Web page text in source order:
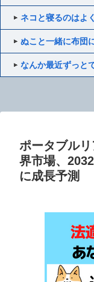
ネコと寝るのはよ
ぬこと一緒に布団
なんか最近ずっと
ポータブル
界市場、
に成長予測